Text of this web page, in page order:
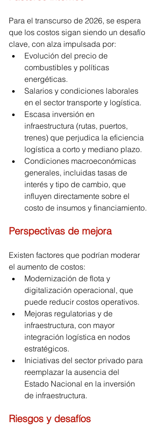
Para el transcurso de 2026, se espera
que los costos sigan siendo un desafío
clave, con alza impulsada por:
Evolución del precio de
combustibles y políticas
energéticas.
Salarios y condiciones laborales
en el sector transporte y logística.
Escasa inversión en
infraestructura (rutas, puertos,
trenes) que perjudica la eficiencia
logística a corto y mediano plazo.
Condiciones macroeconómicas
generales, incluidas tasas de
interés y tipo de cambio, que
influyen directamente sobre el
costo de insumos y financiamiento.
Perspectivas de mejora
Existen factores que podrían moderar
el aumento de costos:
Modernización de flota y
digitalización operacional, que
puede reducir costos operativos.
Mejoras regulatorias y de
infraestructura, con mayor
integración logística en nodos
estratégicos.
Iniciativas del sector privado para
reemplazar la ausencia del
Estado Nacional en la inversión
de infraestructura.
Riesgos y desafíos